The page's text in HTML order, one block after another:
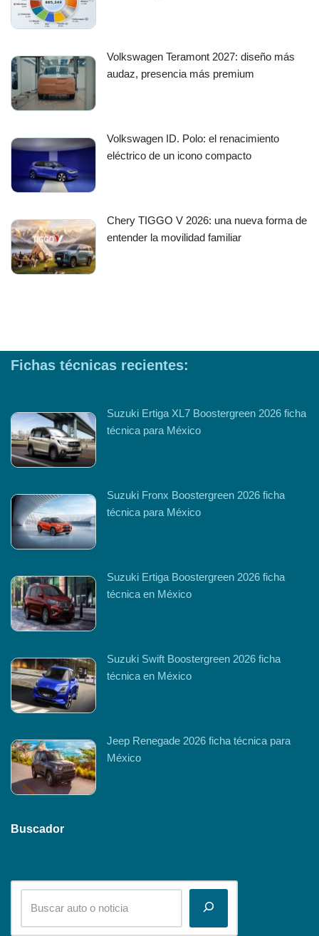
Volkswagen Teramont 2027: diseño más
audaz, presencia más premium
Volkswagen ID. Polo: el renacimiento
eléctrico de un icono compacto
Chery TIGGO V 2026: una nueva forma de
entender la movilidad familiar
Fichas técnicas recientes:
Suzuki Ertiga XL7 Boostergreen 2026 ficha
técnica para México
Suzuki Fronx Boostergreen 2026 ficha
técnica para México
Suzuki Ertiga Boostergreen 2026 ficha
técnica en México
Suzuki Swift Boostergreen 2026 ficha
técnica en México
Jeep Renegade 2026 ficha técnica para
México
Buscador